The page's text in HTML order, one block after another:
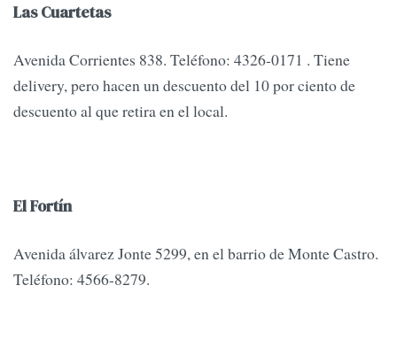
Las Cuartetas
Avenida Corrientes 838. Teléfono: 4326-0171 . Tiene
delivery, pero hacen un descuento del 10 por ciento de
descuento al que retira en el local.
El Fortín
Avenida álvarez Jonte 5299, en el barrio de Monte Castro.
Teléfono: 4566-8279.